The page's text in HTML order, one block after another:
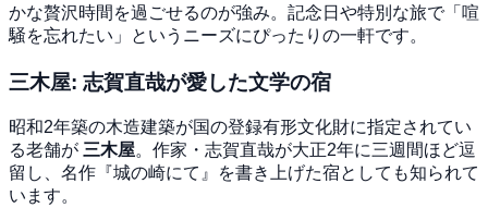
かな贅沢時間を過ごせるのが強み。記念日や特別な旅で「喧
騒を忘れたい」というニーズにぴったりの一軒です。
三木屋: 志賀直哉が愛した文学の宿
昭和2年築の木造建築が国の登録有形文化財に指定されてい
る老舗が 三木屋。作家・志賀直哉が大正2年に三週間ほど逗
留し、名作『城の崎にて』を書き上げた宿としても知られて
います。